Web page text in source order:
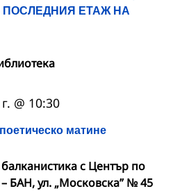
ПОСЛЕДНИЯ ЕТАЖ НА
матине
@ 10:30
балканистика с Център по
БАН, ул. „Московска” № 45